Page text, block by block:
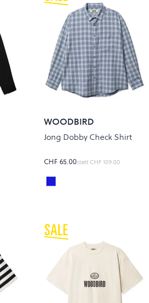
WOODBIRD
Jong Dobby Check Shirt
CHF 65.00statt CHF 109.00
Colour
Light Blue